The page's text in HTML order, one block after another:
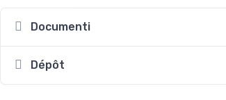
Documenti
Dépôt